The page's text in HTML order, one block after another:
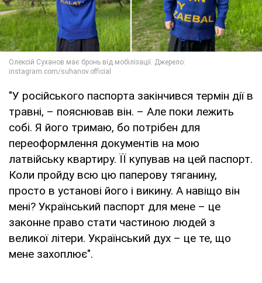
"У російського паспорта закінчився термін дії в
травні, – пояснював він. – Але поки лежить
собі. Я його тримаю, бо потрібен для
переоформлення документів на мою
латвійську квартиру. ЇЇ купував на цей паспорт.
Коли пройду всю цю паперову тяганину,
просто в установі його і викину. А навіщо він
мені? Український паспорт для мене – це
законне право стати частиною людей з
великої літери. Український дух – це те, що
мене захоплює".